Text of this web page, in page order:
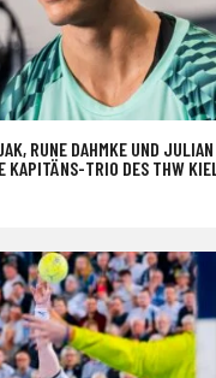
RUNE DAHMKE UND
KAPITÄNS-TRIO DES THW KIEL